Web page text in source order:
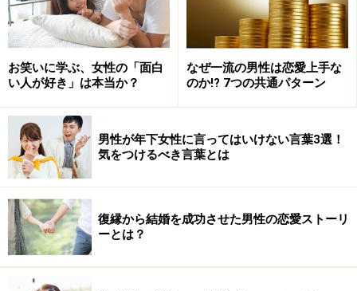
お笑いに学ぶ、女性の「面白
い人が好き」は本当か？
なぜ一流の男性は恋愛上手な
のか!? 7つの共通パターン
男性が年下女性に言ってはいけない言葉3選！
気をつけるべき言葉とは
復縁から結婚を成功させた男性の恋愛ストーリ
ーとは？